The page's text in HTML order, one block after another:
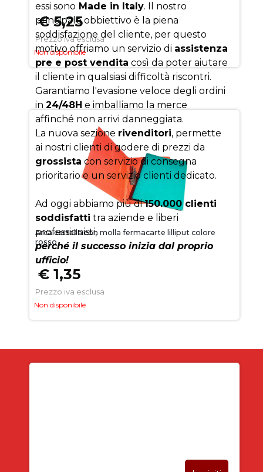
€ 5,25
Prezzo iva esclusa
Non disponibile
Arca cartella con molla fermacarte lilliput colore
rosso
€ 1,35
Prezzo iva esclusa
Non disponibile
essi sono Made in Italy. Il nostro
principale obbiettivo è la piena
soddisfazione del cliente, per questo
motivo offriamo un servizio di assistenza
pre e post vendita così da poter aiutare
il cliente in qualsiasi difficoltà riscontri.
Garantiamo l'evasione veloce degli ordini
in 24/48H e imballiamo la merce
affinché non arrivi danneggiata.
La nuova sezione rivenditori, permette
ai nostri clienti di godere di prezzi da
grossista con servizio di consegna
prioritario e un servizio clienti dedicato.
Ad oggi abbiamo più di150.000 clienti
soddisfatti tra aziende e liberi
professionisti,
perché il successo inizia dal proprio
ufficio!